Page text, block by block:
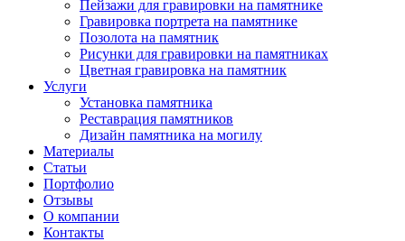
Пейзажи для гравировки на памятнике
Гравировка портрета на памятнике
Позолота на памятник
Рисунки для гравировки на памятниках
Цветная гравировка на памятник
Услуги
Установка памятника
Реставрация памятников
Дизайн памятника на могилу
Материалы
Статьи
Портфолио
Отзывы
О компании
Контакты